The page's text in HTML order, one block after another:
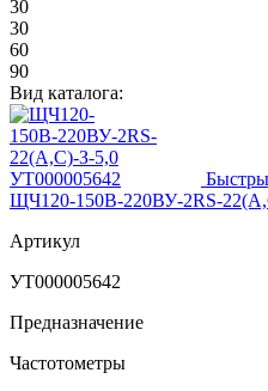
30
30
60
90
Вид каталога:
ЩЧ120-150В-220ВУ-2RS-
Артикул
УТ000005642
Предназначение
Частотометры